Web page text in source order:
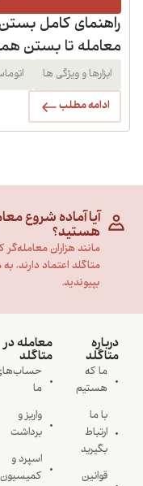
راهنمای کامل بستن
معامله تا بستن
ابزارها و ویژگی ها
ادامه مطلب
آیا آماده شروع
هستید؟
مانند هزاران معامله‌گر
متاگلد اعتماد دارند، به
بپیوندید.
درباره
متاگلد
ما که
هستیم
با ما
ارتباط
بگیرید
قوانین
معامله در
متاگلد
ما
واریز و
برداشت
اسپرد و
کمیسیون